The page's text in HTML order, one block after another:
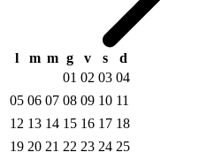
l m m g v s
d
01 02 03 04
05 06 07 08 09 10 11
12 13 14 15 16 17 18
19 20 21 22 23 24 25